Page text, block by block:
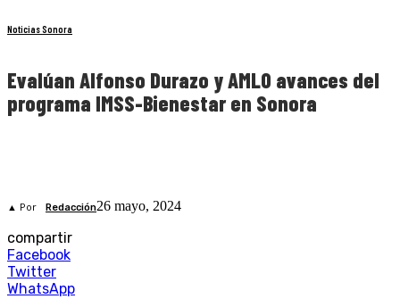
Noticias Sonora
Evalúan Alfonso Durazo y AMLO avances del
programa IMSS-Bienestar en Sonora
▲ Por Redacción26 mayo, 2024
compartir
Facebook
Twitter
WhatsApp